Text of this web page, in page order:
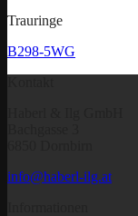
Trauringe
B298-5WG
info@haberl-ilg.at